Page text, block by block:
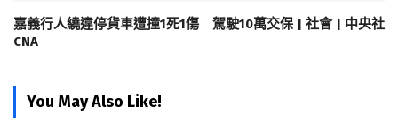
嘉義行人繞違停貨車遭撞1死1傷 駕駛10萬交保 | 社會 | 中央社
CNA
You May Also Like!